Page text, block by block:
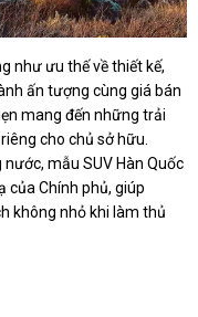
như ưu thế về thiết kế,
ấn tượng cùng giá bán
mang đến những trải
cho chủ sở hữu.
mẫu SUV Hàn Quốc
của Chính phủ, giúp
không nhỏ khi làm thủ